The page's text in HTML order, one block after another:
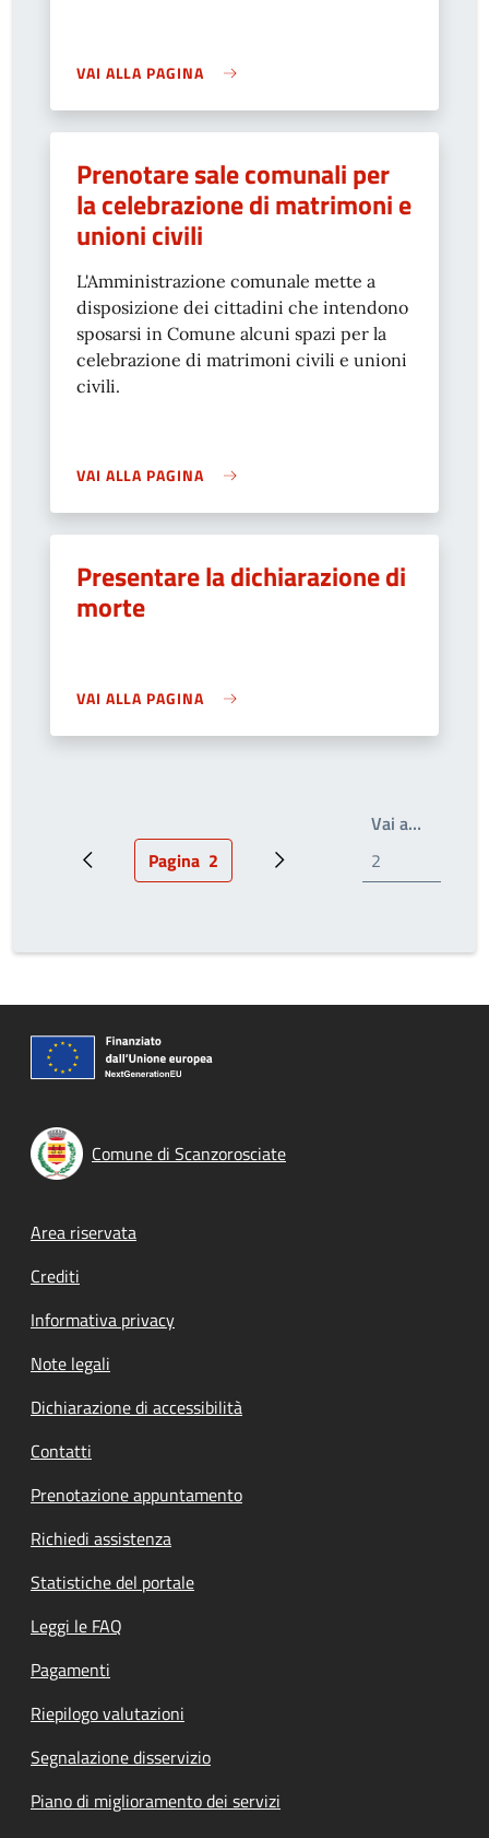
VAI ALLA PAGINA
Prenotare sale comunali per
la celebrazione di matrimoni e
unioni civili
L'Amministrazione comunale mette a
disposizione dei cittadini che intendono
sposarsi in Comune alcuni spazi per la
celebrazione di matrimoni civili e unioni
civili.
VAI ALLA PAGINA
Presentare la dichiarazione di
morte
VAI ALLA PAGINA
Pagina precedentePagina attuale
Pagina 2 Prossima pagina
Vai a…
Comune di Scanzorosciate
Footer menu
Area riservata
Crediti
Informativa privacy
Note legali
Dichiarazione di accessibilità
Contatti
Prenotazione appuntamento
Richiedi assistenza
Statistiche del portale
Leggi le FAQ
Pagamenti
Riepilogo valutazioni
Segnalazione disservizio
Piano di miglioramento dei servizi